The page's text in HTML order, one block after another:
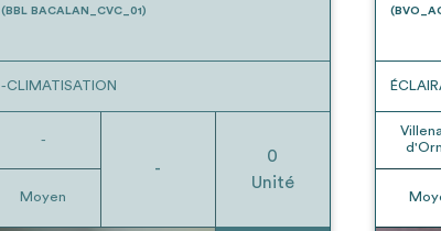
(BBL BACALAN_CVC_01)
-CLIMATISATION
-
Moyen
-
0
Unité